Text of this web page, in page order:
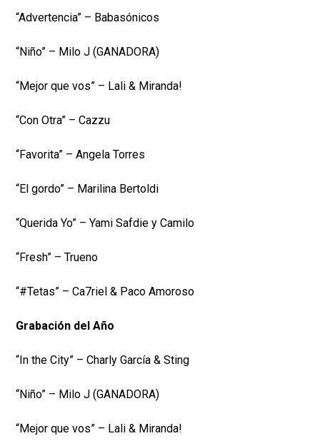
“Advertencia” – Babasónicos
“Niño” – Milo J (GANADORA)
“Mejor que vos” – Lali & Miranda!
“Con Otra” – Cazzu
“Favorita” – Angela Torres
“El gordo” – Marilina Bertoldi
“Querida Yo” – Yami Safdie y Camilo
“Fresh” – Trueno
“#Tetas” – Ca7riel & Paco Amoroso
Grabación del Año
“In the City” – Charly García & Sting
“Niño” – Milo J (GANADORA)
“Mejor que vos” – Lali & Miranda!